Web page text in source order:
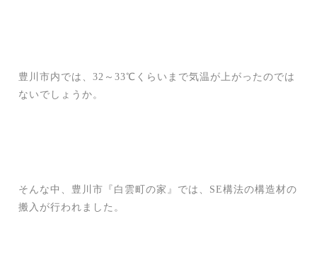
豊川市内では、32～33℃くらいまで気温が上がったのでは
ないでしょうか。
そんな中、豊川市『白雲町の家』では、SE構法の構造材の
搬入が行われました。